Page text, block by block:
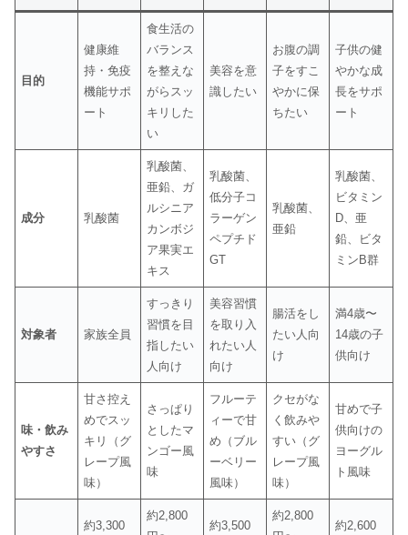
目的
健康維
持・免疫
機能サポ
ート
食生活の
バランス
を整えな
がらスッ
キリした
い
美容を意
識したい
お腹の調
子をすこ
やかに保
ちたい
子供の健
やかな成
長をサポ
ート
成分 乳酸菌
乳酸菌、
亜鉛、ガ
ルシニア
カンボジ
ア果実エ
キス
乳酸菌、
低分子コ
ラーゲン
ペプチド
GT
乳酸菌、
亜鉛
乳酸菌、
ビタミン
D、亜
鉛、ビタ
ミンB群
対象者 家族全員
すっきり
習慣を目
指したい
人向け
美容習慣
を取り入
れたい人
向け
腸活をし
たい人向
け
満4歳〜
14歳の子
供向け
味・飲み
やすさ
甘さ控え
めでスッ
キリ（グ
レープ風
味）
さっぱり
としたマ
ンゴー風
味
フルーテ
ィーで甘
め（ブル
ーベリー
風味）
クセがな
く飲みや
すい（グ
レープ風
味）
甘めで子
供向けの
ヨーグル
ト風味
約3,300
約2,800
約3,500
約2,800
約2,600